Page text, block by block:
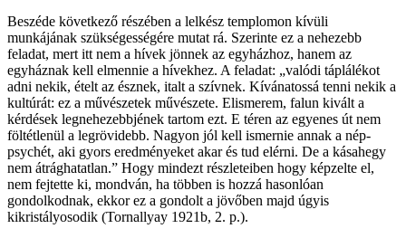
Beszéde következő részében a lelkész templomon kívüli
munkájának szükségességére mutat rá. Szerinte ez a nehezebb
feladat, mert itt nem a hívek jönnek az egyházhoz, hanem az
egyháznak kell elmennie a hívekhez. A feladat: „valódi táplálékot
adni nekik, ételt az észnek, italt a szívnek. Kívánatossá tenni nekik a
kultúrát: ez a művészetek művészete. Elismerem, falun kivált a
kérdések legnehezebbjének tartom ezt. E téren az egyenes út nem
föltétlenül a legrövidebb. Nagyon jól kell ismernie annak a nép-
psychét, aki gyors eredményeket akar és tud elérni. De a kásahegy
nem átrághatatlan.” Hogy mindezt részleteiben hogy képzelte el,
nem fejtette ki, mondván, ha többen is hozzá hasonlóan
gondolkodnak, ekkor ez a gondolt a jövőben majd úgyis
kikristályosodik (Tornallyay 1921b, 2. p.).